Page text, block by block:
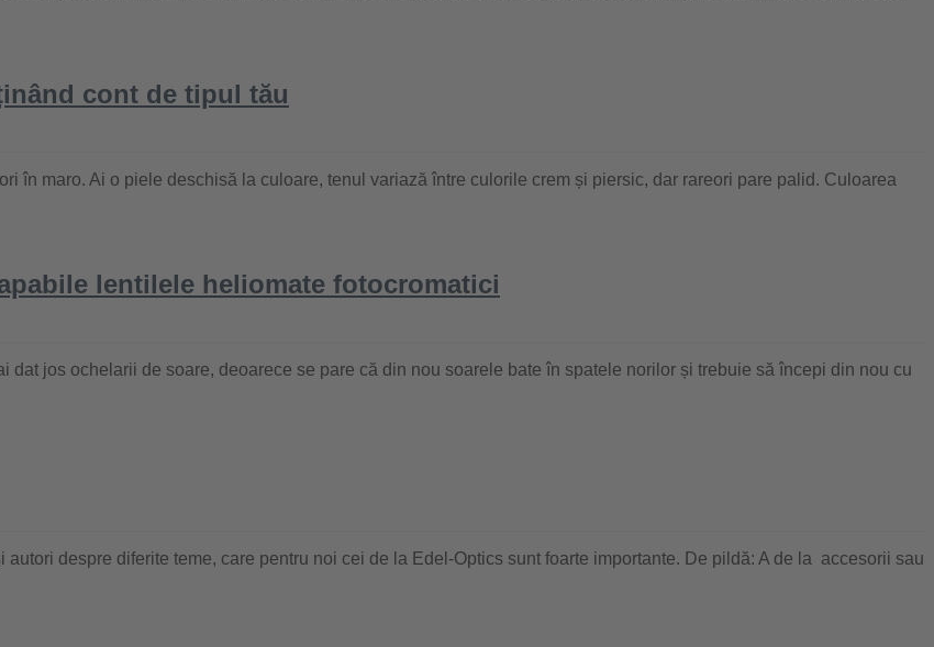
cont de tipul tău
în maro. Ai o piele deschisă la culoare, tenul variază între culorile crem și piersic, dar rareori pare palid. Culoarea
lentilele heliomate fotocromatici
dat jos ochelarii de soare, deoarece se pare că din nou soarele bate în spatele norilor și trebuie să începi din nou cu
despre diferite teme, care pentru noi cei de la Edel-Optics sunt foarte importante. De pildă: A de la accesorii sau